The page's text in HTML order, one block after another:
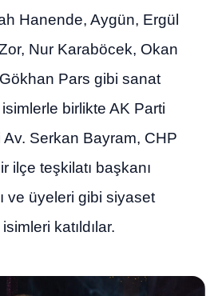
Hanende, Aygün, Ergül
Nur Karaböcek, Okan
Pars gibi sanat
birlikte AK Parti
Serkan Bayram, CHP
ilçe teşkilatı başkanı
ve üyeleri gibi siyaset
katıldılar.